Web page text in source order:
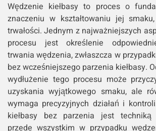
Wędzenie kiełbasy to proces o
znaczeniu w kształtowaniu jej
trwałości. Jednym z najważniejszych
procesu jest określenie
trwania wędzenia, zwłaszcza w
bez wcześniejszego parzenia kiełbasy.
wydłużenie tego procesu może
uzyskania wyjątkowego smaku, ale
wymaga precyzyjnych działań i
kiełbasy bez parzenia jest techniką
przede wszystkim w przypadku